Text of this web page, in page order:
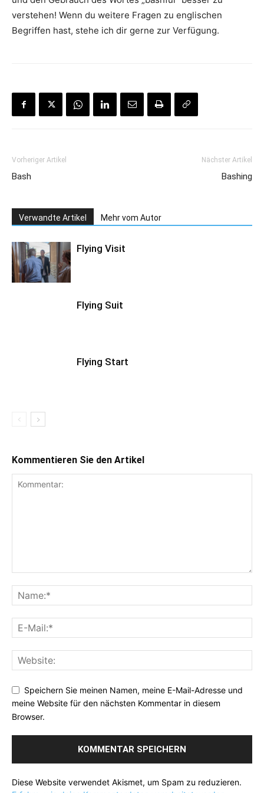
verstehen! Wenn du weitere Fragen zu englischen
Begriffen hast, stehe ich dir gerne zur Verfügung.
Vorheriger Artikel
Bash
Nächster Artikel
Bashing
Verwandte Artikel Mehr vom Autor
Flying Visit
Flying Suit
Flying Start
Kommentieren Sie den Artikel
Speichern Sie meinen Namen, meine E-Mail-Adresse und
meine Website für den nächsten Kommentar in diesem
Browser.
Diese Website verwendet Akismet, um Spam zu reduzieren.